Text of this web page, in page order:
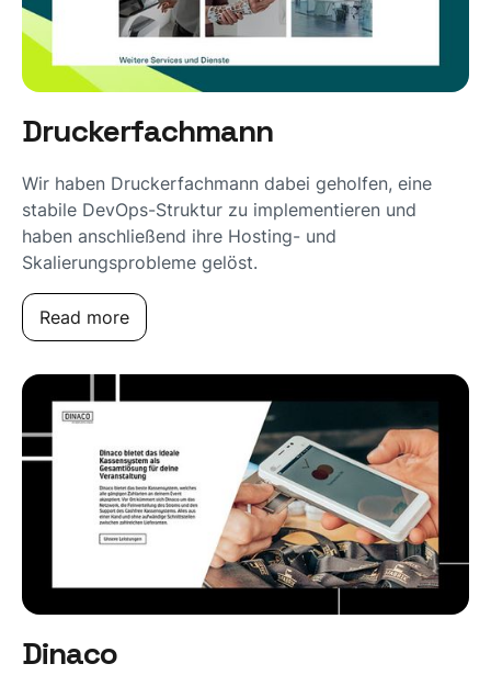
Druckerfachmann
Wir haben Druckerfachmann dabei geholfen, eine
stabile DevOps-Struktur zu implementieren und
haben anschließend ihre Hosting- und
Skalierungsprobleme gelöst.
Read more
Dinaco